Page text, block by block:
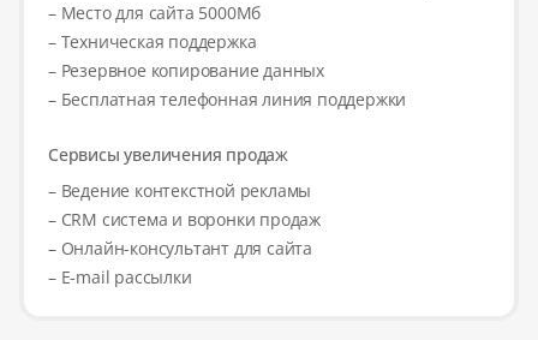
– Место для сайта 5000Мб
– Техническая поддержка
– Резервное копирование данных
– Бесплатная телефонная линия поддержки
Сервисы увеличения продаж
– Ведение контекстной рекламы
– CRM система и воронки продаж
– Онлайн-консультант для сайта
– E-mail рассылки